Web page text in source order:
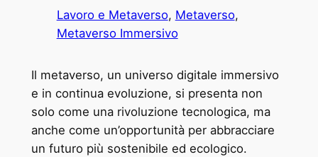
Lavoro e Metaverso, Metaverso
Metaverso Immersivo
Il metaverso, un universo digitale immersivo
e in continua evoluzione, si presenta non
solo come una rivoluzione tecnologica, ma
anche come un’opportunità per abbracciare
un futuro più sostenibile ed ecologico.